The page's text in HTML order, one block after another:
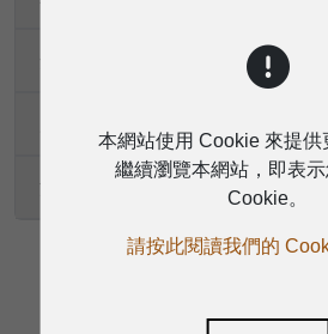
淨重
本網站使用 Cookie 來提供
繼續瀏覽本網站，即表
Cookie。
請按此閱讀我們的